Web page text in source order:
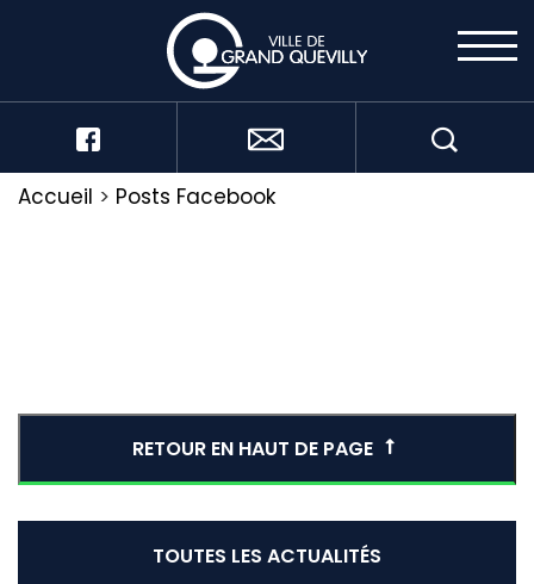
Accueil > Posts Facebook
RETOUR EN HAUT DE PAGE
TOUTES LES ACTUALITÉS